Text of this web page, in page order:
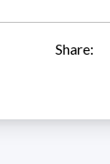
Share: